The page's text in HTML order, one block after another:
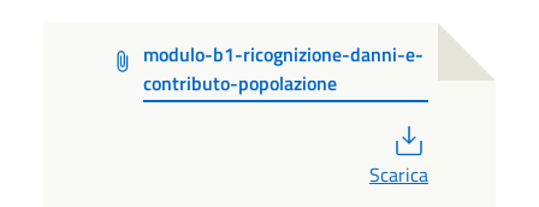
modulo-b1-ricognizione-danni-e-
contributo-popolazione
Scarica